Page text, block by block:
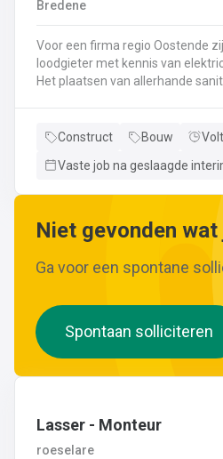
wijzigingen aan leidingen
Bredene
Voor een firma regio Oostende
loodgieter met kennis van elektriciteit. Wat ga
Het plaatsen van allerhande
sanitaire toestellenBij Klanten
Neem gerust de vacature even
Construct Bouw
Vaste job na geslaagde
Niet gevonden
Ga voor een spontane
Spontaan solliciteren
Lasser - Monteur
roeselare